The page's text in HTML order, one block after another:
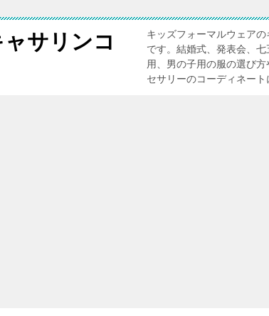
サリンコ
キッズフォーマルウェア
です。結婚式、発表会、
用、男の子用の服の選び
セサリーのコーディネー